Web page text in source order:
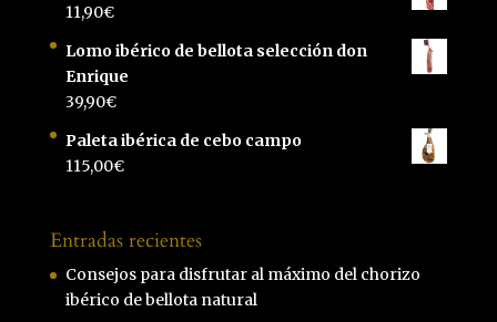
11,90€
Lomo ibérico de bellota selección don
Enrique
39,90€
Paleta ibérica de cebo campo
115,00€
Entradas recientes
Consejos para disfrutar al máximo del chorizo
ibérico de bellota natural